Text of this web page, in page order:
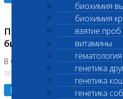
биохимия
биохимия
взятие
витамины
гематология
генетика
генетика
генетика
Приостановлено
биохимических
В Сколково. Код (123,309,310)
30.07.2026
Подробнее